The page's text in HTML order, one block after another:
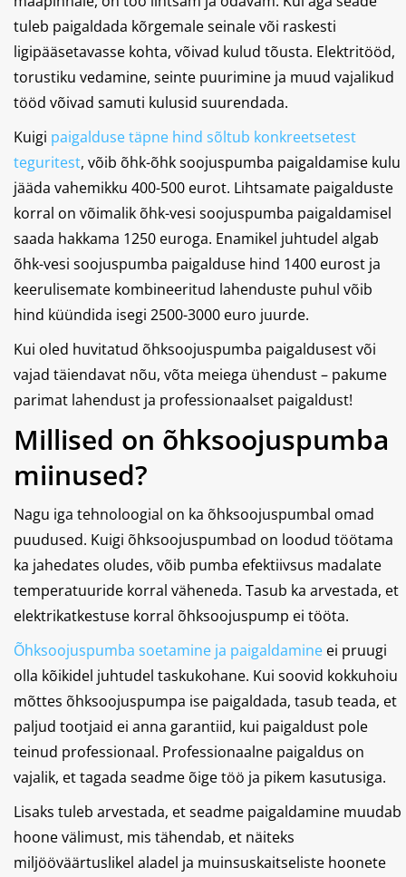
tuleb paigaldada kõrgemale seinale või raskesti
ligipääsetavasse kohta, võivad kulud tõusta. Elektritööd,
torustiku vedamine, seinte puurimine ja muud vajalikud
tööd võivad samuti kulusid suurendada.
Kuigi paigalduse täpne hind sõltub konkreetsetest
teguritest, võib õhk-õhk soojuspumba paigaldamise kulu
jääda vahemikku 400-500 eurot. Lihtsamate paigalduste
korral on võimalik õhk-vesi soojuspumba paigaldamisel
saada hakkama 1250 euroga. Enamikel juhtudel algab
õhk-vesi soojuspumba paigalduse hind 1400 eurost ja
keerulisemate kombineeritud lahenduste puhul võib
hind küündida isegi 2500-3000 euro juurde.
Kui oled huvitatud õhksoojuspumba paigaldusest või
vajad täiendavat nõu, võta meiega ühendust – pakume
parimat lahendust ja professionaalset paigaldust!
Millised on õhksoojuspumba
miinused?
Nagu iga tehnoloogial on ka õhksoojuspumbal omad
puudused. Kuigi õhksoojuspumbad on loodud töötama
ka jahedates oludes, võib pumba efektiivsus madalate
temperatuuride korral väheneda. Tasub ka arvestada, et
elektrikatkestuse korral õhksoojuspump ei tööta.
Õhksoojuspumba soetamine ja paigaldamine ei pruugi
olla kõikidel juhtudel taskukohane. Kui soovid kokkuhoiu
mõttes õhksoojuspumpa ise paigaldada, tasub teada, et
paljud tootjaid ei anna garantiid, kui paigaldust pole
teinud professionaal. Professionaalne paigaldus on
vajalik, et tagada seadme õige töö ja pikem kasutusiga.
Lisaks tuleb arvestada, et seadme paigaldamine muudab
hoone välimust, mis tähendab, et näiteks
miljööväärtuslikel aladel ja muinsuskaitseliste hoonete